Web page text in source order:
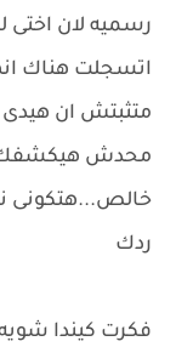
رسميه لان اختى
اتسجلت هناك
متثبتش ان
محدش هيكشفك
خالص...هتكونى
ردك
فكرت كيندا